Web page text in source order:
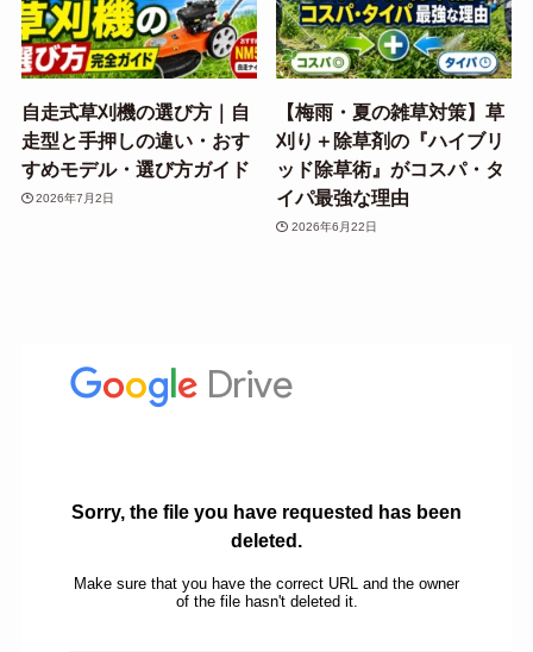
自走式草刈機の選び方｜自
走型と手押しの違い・おす
すめモデル・選び方ガイド
2026年7月2日
【梅雨・夏の雑草対策】草
刈り＋除草剤の『ハイブリ
ッド除草術』がコスパ・タ
イパ最強な理由
2026年6月22日